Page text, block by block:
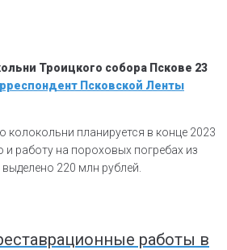
Троицкого собора Пскове 23
Псковской Ленты
колокольни планируется в конце 2023
и работу на пороховых погребах из
220 млн рублей.
работы в